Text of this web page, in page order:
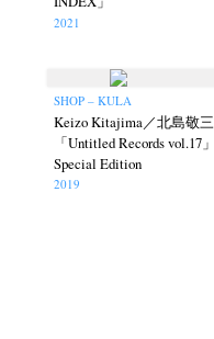
2021
SHOP – KULA
Keizo Kitajima／北島敬三
「Untitled Records vol.17」
Special Edition
2019